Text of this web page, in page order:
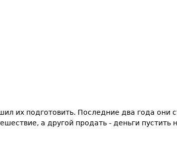
их подготовить. Последние два года они
а другой продать - деньги